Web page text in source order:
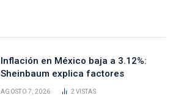
Inflación en México baja a 3.12%:
Sheinbaum explica factores
AGOSTO 7, 2026 2VISTAS